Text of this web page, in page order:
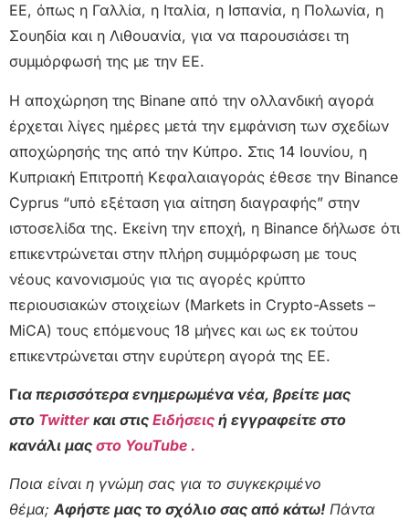
ΕΕ, όπως η Γαλλία, η Ιταλία, η Ισπανία, η Πολωνία, η
Σουηδία και η Λιθουανία, για να παρουσιάσει τη
συμμόρφωσή της με την ΕΕ.
Η αποχώρηση της Binane από την ολλανδική αγορά
έρχεται λίγες ημέρες μετά την εμφάνιση των σχεδίων
αποχώρησής της από την Κύπρο. Στις 14 Ιουνίου, η
Κυπριακή Επιτροπή Κεφαλαιαγοράς έθεσε την Binance
Cyprus “υπό εξέταση για αίτηση διαγραφής” στην
ιστοσελίδα της. Εκείνη την εποχή, η Binance δήλωσε ότι
επικεντρώνεται στην πλήρη συμμόρφωση με τους
νέους κανονισμούς για τις αγορές κρύπτο
περιουσιακών στοιχείων (Markets in Crypto-Assets –
MiCA) τους επόμενους 18 μήνες και ως εκ τούτου
επικεντρώνεται στην ευρύτερη αγορά της ΕΕ.
Για περισσότερα ενημερωμένα νέα, βρείτε μας
στο Twitter και στις Ειδήσεις ή εγγραφείτε στο
κανάλι μας στο YouTube .
Ποια είναι η γνώμη σας για το συγκεκριμένο
θέμα;Αφήστε μας το σχόλιο σας από κάτω! Πάντα